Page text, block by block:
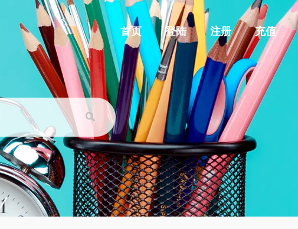
首页 登陆 注册 充值